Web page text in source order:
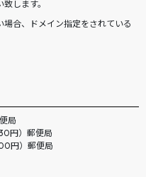
します。
場合、ドメイン指定をされている
局
円）郵便局
円）郵便局